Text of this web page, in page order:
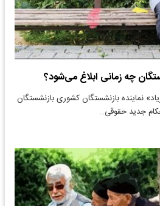
چه زمانی ابلاغ می‌شود؟
نماینده بازنشستگان کشوری بازنشستگان
جدید حقوقی…